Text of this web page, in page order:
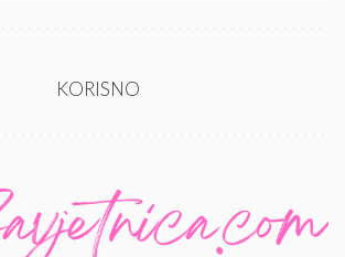
KORISNO